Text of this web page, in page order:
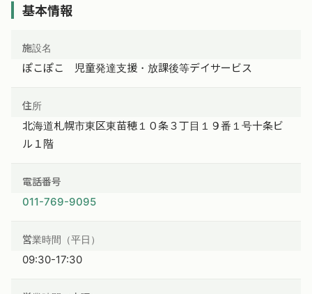
基本情報
施設名
ぽこぽこ 児童発達支援・放課後等デイサービス
住所
北海道札幌市東区東苗穂１０条３丁目１９番１号十条ビ
ル１階
電話番号
011-769-9095
営業時間（平日）
09:30-17:30